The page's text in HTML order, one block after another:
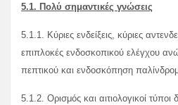
5.1. Πολύ σημαντικές γνώσεις
5.1.1. Κύριες ενδείξεις, κύριες
επιπλοκές ενδοσκοπικού ελέγχου
πεπτικού και ενδοσκόπηση
5.1.2. Ορισμός και αιτιολογικοί τύποι